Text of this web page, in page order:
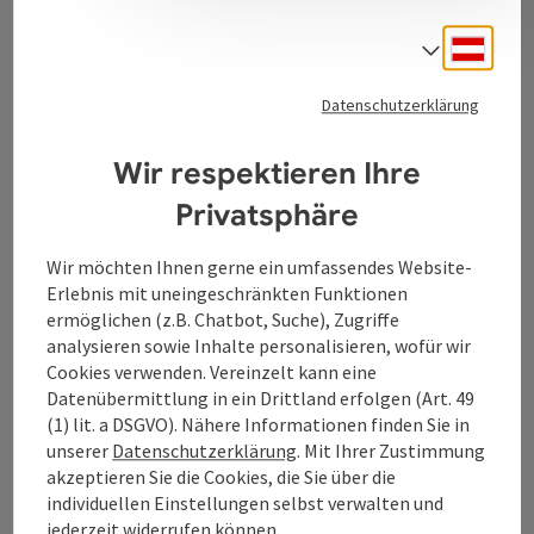
Tourismusverband Donauregion
Oberösterreich
WGD Donau Oberösterreich Tourismus
GmbH
Lindengasse 9
4040 Linz
+43 732 7277 - 888
info@donauregion.at
Datenschutzerklärung
Wir respektieren Ihre
Privatsphäre
Wir möchten Ihnen gerne ein umfassendes Website-
Erlebnis mit uneingeschränkten Funktionen
ermöglichen (z.B. Chatbot, Suche), Zugriffe
analysieren sowie Inhalte personalisieren, wofür wir
Cookies verwenden. Vereinzelt kann eine
Datenübermittlung in ein Drittland erfolgen (Art. 49
(1) lit. a DSGVO). Nähere Informationen finden Sie in
unserer Datenschutzerklärung. Mit Ihrer Zustimmung
akzeptieren Sie die Cookies, die Sie über die
individuellen Einstellungen selbst verwalten und
jederzeit widerrufen können.